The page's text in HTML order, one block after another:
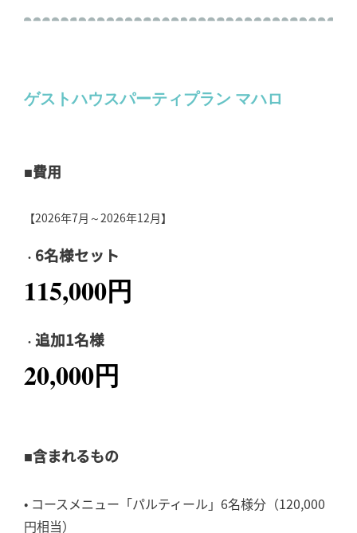
ゲストハウスパーティプラン マハロ
■費用
【2026年7月～2026年12月】
・ 6名様セット
115,000円
・ 追加1名様
20,000円
■含まれるもの
• コースメニュー「パルティール」6名様分（120,000
円相当）